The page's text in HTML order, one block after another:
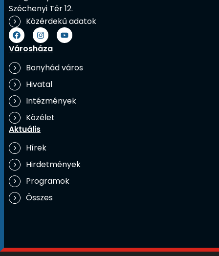
Széchenyi Tér 12.
Közérdekű adatok
Városháza
Bonyhád város
Hivatal
Intézmények
Közélet
Aktuális
Hírek
Hirdetmények
Programok
Összes